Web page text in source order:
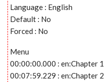
Language : English
Default : No
Forced : No
Menu
00:00:00.000 : en:Chapter 1
00:07:59.229 : en:Chapter 2